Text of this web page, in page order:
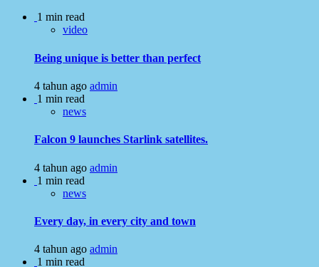
1 min read
video
Being unique is better than perfect
4 tahun ago admin
1 min read
news
Falcon 9 launches Starlink satellites.
4 tahun ago admin
1 min read
news
Every day, in every city and town
4 tahun ago admin
1 min read